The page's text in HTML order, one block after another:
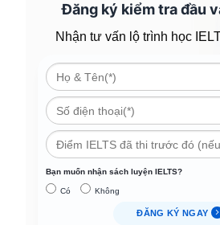
Đăng ký kiểm tra đầu
Nhận tư vấn lộ trình học
Bạn muốn nhận sách luyện IELTS?
Có Không
ĐĂNG KÝ NGAY